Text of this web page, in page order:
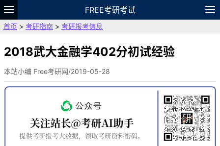
FREE考研考试
题库
故事 专题 APP
VIP
资料
首页 > 考研指南 > 考研报考信息
2018武大金融学402分初试经验
本站小编 Free考研网/2019-05-28